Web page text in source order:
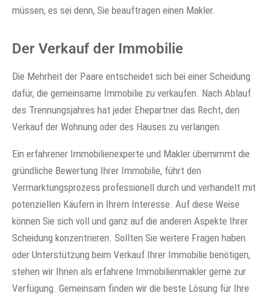
müssen, es sei denn, Sie beauftragen einen Makler.
Der Verkauf der Immobilie
Die Mehrheit der Paare entscheidet sich bei einer Scheidung
dafür, die gemeinsame Immobilie zu verkaufen. Nach Ablauf
des Trennungsjahres hat jeder Ehepartner das Recht, den
Verkauf der Wohnung oder des Hauses zu verlangen.
Ein erfahrener Immobilienexperte und Makler übernimmt die
gründliche Bewertung Ihrer Immobilie, führt den
Vermarktungsprozess professionell durch und verhandelt mit
potenziellen Käufern in Ihrem Interesse. Auf diese Weise
können Sie sich voll und ganz auf die anderen Aspekte Ihrer
Scheidung konzentrieren. Sollten Sie weitere Fragen haben
oder Unterstützung beim Verkauf Ihrer Immobilie benötigen,
stehen wir Ihnen als erfahrene Immobilienmakler gerne zur
Verfügung. Gemeinsam finden wir die beste Lösung für Ihre